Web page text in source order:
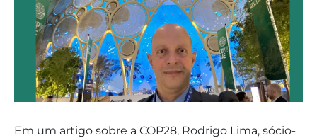
Em um artigo sobre a COP28, Rodrigo Lima, sócio-